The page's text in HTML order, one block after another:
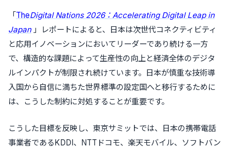
「TheDigital Nations 2026：Accelerating Digital Leap in
Japan」レポートによると、日本は次世代コネクティビティ
と応用イノベーションにおいてリーダーであり続ける一方
で、構造的な課題によって生産性の向上と経済全体のデジタ
ルインパクトが制限され続けています。日本が慎重な技術導
入国から自信に満ちた世界標準の設定国へと移行するために
は、こうした制約に対処することが重要です。
こうした目標を反映し、東京サミットでは、日本の携帯電話
事業者であるKDDI、NTTドコモ、楽天モバイル、ソフトバン